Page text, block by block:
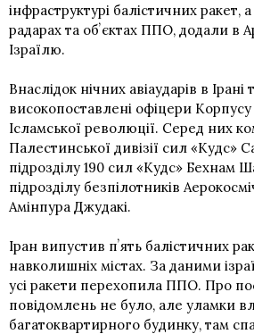
інфраструктурі балістичних ракет,
радарах та обʼєктах ППО, додали в
Ізраїлю.
Внаслідок нічних авіаударів в
високопоставлені офіцери
Ісламської революції. Серед них
Палестинської дивізії сил «Кудс»
підрозділу 190 сил «Кудс» Бехнам
підрозділу безпілотників
Амінпура Джудакі.
Іран випустив пʼять балістичних
навколишніх містах. За даними
усі ракети перехопила ППО. Про
повідомлень не було, але уламки
багатоквартирного будинку, там